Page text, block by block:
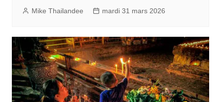
Mike Thailandee mardi 31 mars 2026